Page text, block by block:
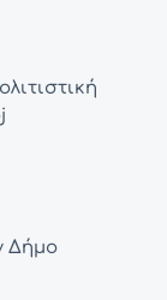
Δήμο